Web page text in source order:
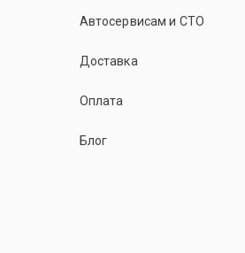
Автосервисам и СТО
Доставка
Оплата
Блог